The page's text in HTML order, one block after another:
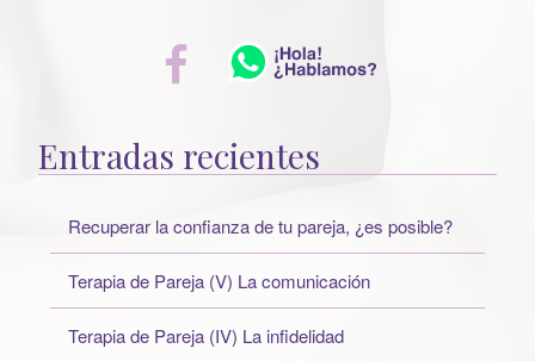
Entradas recientes
Recuperar la confianza de tu pareja, ¿es posible?
Terapia de Pareja (V) La comunicación
Terapia de Pareja (IV) La infidelidad